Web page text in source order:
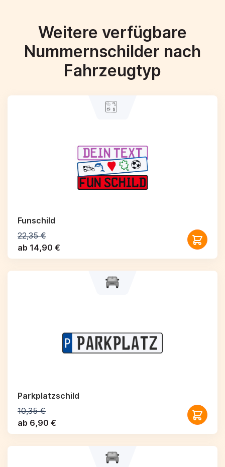
Weitere verfügbare
Nummernschilder nach
Fahrzeugtyp
Funschild
22,35 €
ab 14,90 €
Parkplatzschild
10,35 €
ab 6,90 €